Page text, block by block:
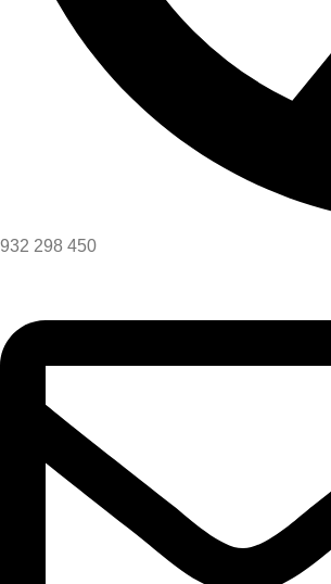
932 298 450